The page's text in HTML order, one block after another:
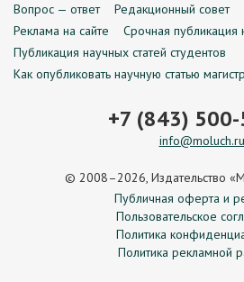
Вопрос — ответ Редакционный совет
Реклама на сайте
Срочная публикация
Публикация научных статей студентов
Как опубликовать научную статью
+7 (843)
info@moluch.ru
© 2008–2026, Издательство
Публичная оферта и
Пользовательское
Политика
Политика рекламной